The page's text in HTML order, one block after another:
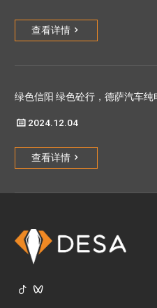
查看详情
绿色信阳 绿色砼行，德萨汽车
 2024.12.04
查看详情
 